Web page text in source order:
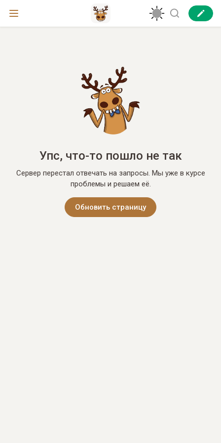
Упс, что-то пошло не так
Сервер перестал отвечать на запросы. Мы уже в курсе
проблемы и решаем её.
Обновить страницу